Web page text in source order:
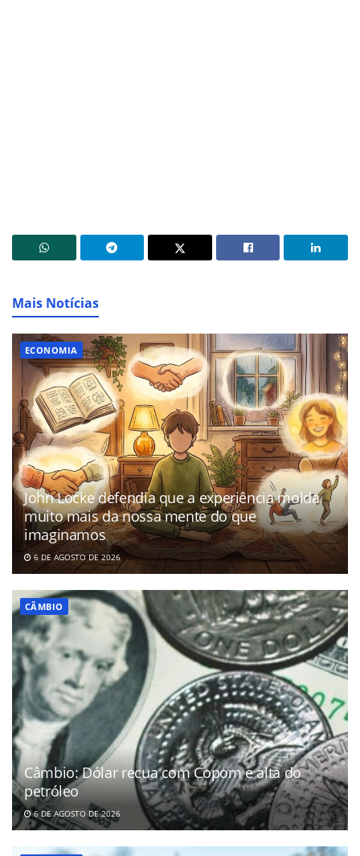
Mais Notícias
ECONOMIA
John Locke defendia que a experiência molda
muito mais da nossa mente do que
imaginamos
6 DE AGOSTO DE 2026
CÂMBIO
Câmbio: Dólar recua com Copom e alta do
petróleo
6 DE AGOSTO DE 2026